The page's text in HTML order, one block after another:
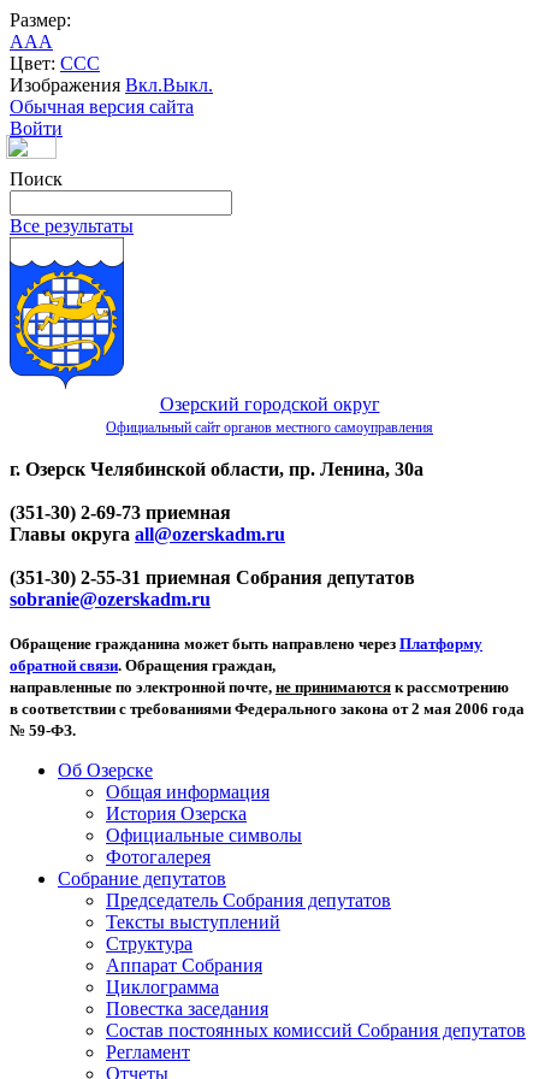
Размер:
AAA
Цвет: CCC
Изображения Вкл.Выкл.
Обычная версия сайта
Войти
Поиск
Все результаты
Озерский городской округ
Официальный сайт органов местного самоуправления
г. Озерск Челябинской области, пр. Ленина, 30а
(351-30) 2-69-73 приемная
Главы округа all@ozerskadm.ru
(351-30) 2-55-31 приемная Собрания депутатов
sobranie@ozerskadm.ru
Обращение гражданина может быть направлено через Платформу
обратной связи. Обращения граждан,
направленные по электронной почте, не принимаются к рассмотрению
в соответствии с требованиями Федерального закона от 2 мая 2006 года
№ 59-ФЗ.
Об Озерске
Общая информация
История Озерска
Официальные символы
Фотогалерея
Собрание депутатов
Председатель Собрания депутатов
Тексты выступлений
Структура
Аппарат Собрания
Циклограмма
Повестка заседания
Состав постоянных комиссий Собрания депутатов
Регламент
Отчеты